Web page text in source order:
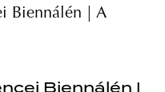
Biennálén |